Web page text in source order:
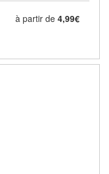
à partir de 4,99€